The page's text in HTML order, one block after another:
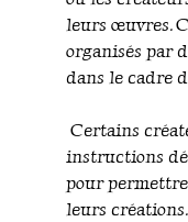
leurs œuvres.
organisés par
dans le cadre
Certains
instructions
pour
leurs